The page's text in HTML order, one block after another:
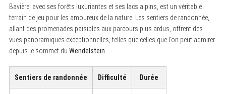
Bavière, avec ses forêts luxuriantes et ses lacs alpins, est un véritable
terrain de jeu pour les amoureux de la nature. Les sentiers de randonnée,
allant des promenades paisibles aux parcours plus ardus, offrent des
vues panoramiques exceptionnelles, telles que celles que l’on peut admirer
depuis le sommet du Wendelstein
Sentiers de randonnée Difficulté Durée